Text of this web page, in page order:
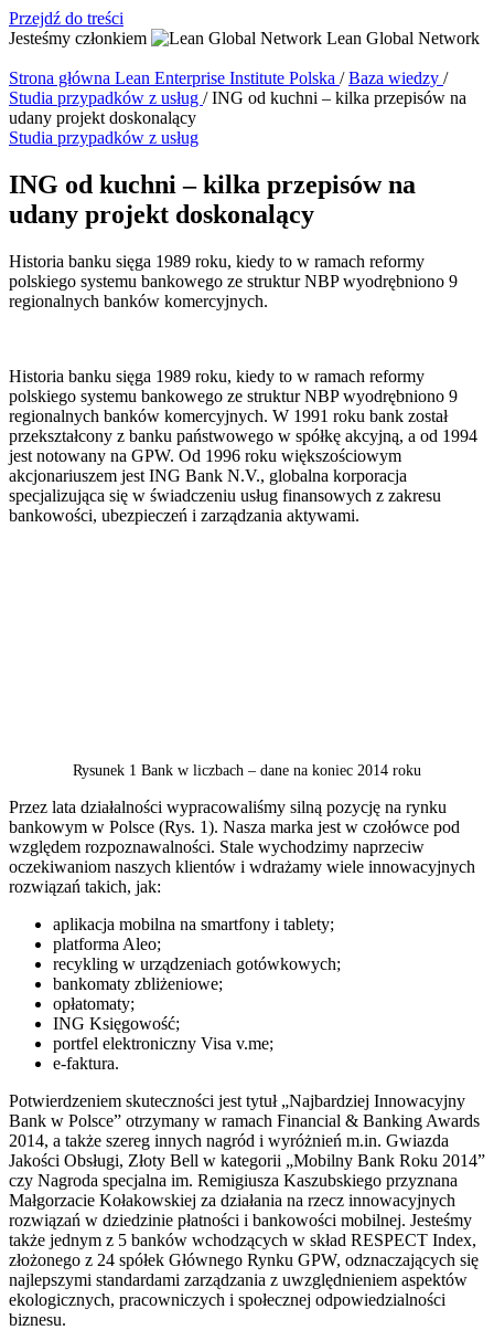
Przejdź do treści
Jesteśmy członkiem
Lean Global Network
Strona główna Lean Enterprise Institute Polska /Baza wiedzy /
Studia przypadków z usług /ING od kuchni – kilka przepisów na
udany projekt doskonalący
Studia przypadków z usług
ING od kuchni – kilka przepisów na
udany projekt doskonalący
Historia banku sięga 1989 roku, kiedy to w ramach reformy
polskiego systemu bankowego ze struktur NBP wyodrębniono 9
regionalnych banków komercyjnych.
Historia banku sięga 1989 roku, kiedy to w ramach reformy
polskiego systemu bankowego ze struktur NBP wyodrębniono 9
regionalnych banków komercyjnych. W 1991 roku bank został
przekształcony z banku państwowego w spółkę akcyjną, a od 1994
jest notowany na GPW. Od 1996 roku większościowym
akcjonariuszem jest ING Bank N.V., globalna korporacja
specjalizująca się w świadczeniu usług finansowych z zakresu
bankowości, ubezpieczeń i zarządzania aktywami.
Rysunek 1 Bank w liczbach – dane na koniec 2014 roku
Przez lata działalności wypracowaliśmy silną pozycję na rynku
bankowym w Polsce (Rys. 1). Nasza marka jest w czołówce pod
względem rozpoznawalności. Stale wychodzimy naprzeciw
oczekiwaniom naszych klientów i wdrażamy wiele innowacyjnych
rozwiązań takich, jak:
aplikacja mobilna na smartfony i tablety;
platforma Aleo;
recykling w urządzeniach gotówkowych;
bankomaty zbliżeniowe;
opłatomaty;
ING Księgowość;
portfel elektroniczny Visa v.me;
e-faktura.
Potwierdzeniem skuteczności jest tytuł „Najbardziej Innowacyjny
Bank w Polsce” otrzymany w ramach Financial & Banking Awards
2014, a także szereg innych nagród i wyróżnień m.in. Gwiazda
Jakości Obsługi, Złoty Bell w kategorii „Mobilny Bank Roku 2014”
czy Nagroda specjalna im. Remigiusza Kaszubskiego przyznana
Małgorzacie Kołakowskiej za działania na rzecz innowacyjnych
rozwiązań w dziedzinie płatności i bankowości mobilnej. Jesteśmy
także jednym z 5 banków wchodzących w skład RESPECT Index,
złożonego z 24 spółek Głównego Rynku GPW, odznaczających się
najlepszymi standardami zarządzania z uwzględnieniem aspektów
ekologicznych, pracowniczych i społecznej odpowiedzialności
biznesu.